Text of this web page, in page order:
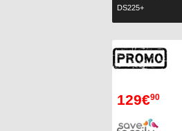
DS225+
129€90